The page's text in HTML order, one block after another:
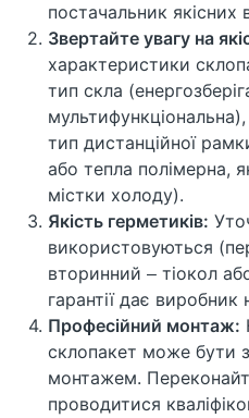
постачальник якісних
Звертайте увагу на
характеристики
тип скла
мультифункціональна),
тип дистанційної
або тепла полімерна,
містки холоду).
Якість герметиків:
використовуються
вторинний – тіокол
гарантії дає виробник
Професійний монтаж:
склопакет може бути
монтажем.
проводитися